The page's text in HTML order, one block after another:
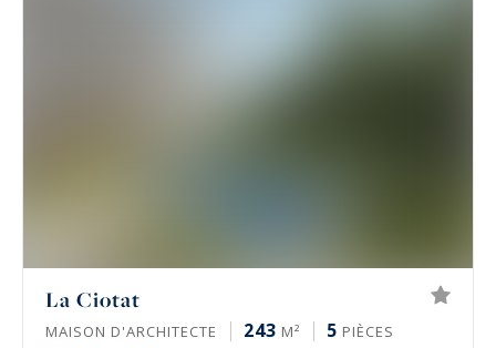
La Ciotat
MAISON D'ARCHITECTE 243 M² 5 PIÈCES